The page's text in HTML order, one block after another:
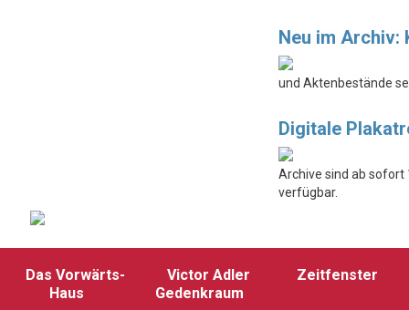
Neu im Archiv:
und Aktenbestände
Digitale
Archive sind ab sofort
verfügbar.
Das Vorwärts-
Haus
Victor Adler
Gedenkraum
Zeitfenster